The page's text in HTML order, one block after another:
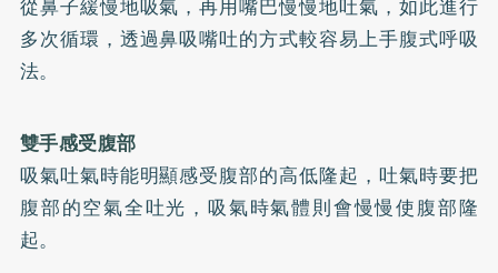
從鼻子緩慢地吸氣，再用嘴巴慢慢地吐氣，如此進行
多次循環，透過鼻吸嘴吐的方式較容易上手腹式呼吸
法。
雙手感受腹部
吸氣吐氣時能明顯感受腹部的高低隆起，吐氣時要把
腹部的空氣全吐光，吸氣時氣體則會慢慢使腹部隆
起。